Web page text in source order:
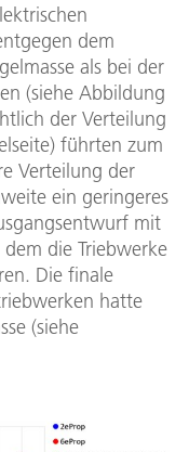
dem
als bei der
(siehe Abbildung
der Verteilung
führten zum
Verteilung der
ein geringeres
mit
die Triebwerke
Die finale
hatte
(siehe